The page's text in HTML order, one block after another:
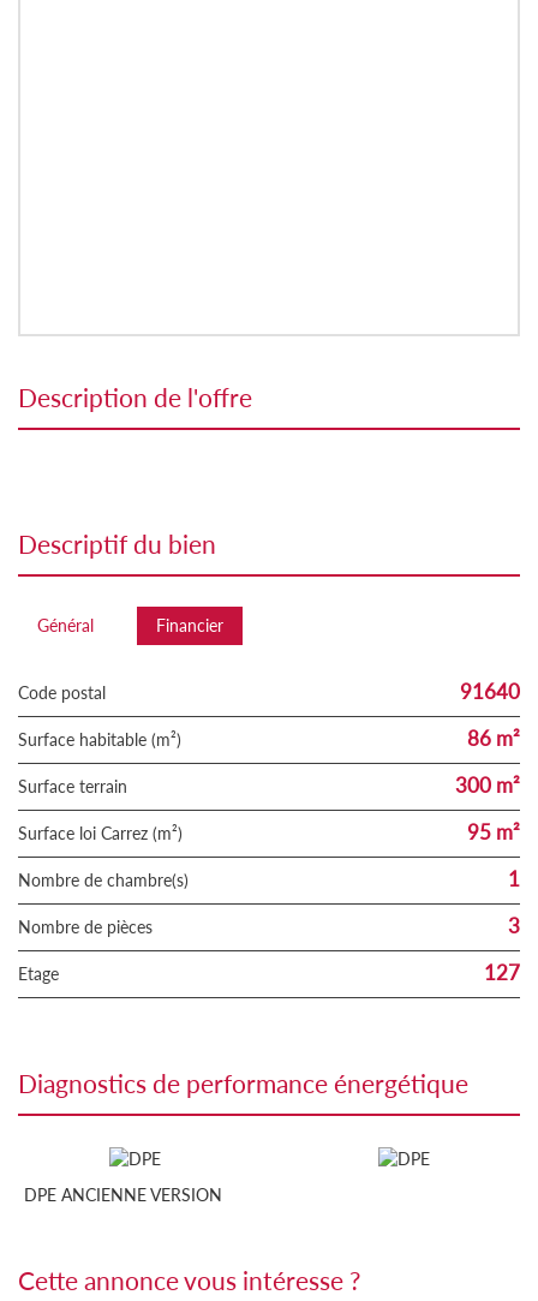
description de l'offre
descriptif du bien
Général Financier
Code postal 91640
Surface habitable (m²) 86 m²
surface terrain 300 m²
Surface loi Carrez (m²) 95 m²
Nombre de chambre(s) 1
Nombre de pièces 3
Etage 127
diagnostics de performance énergétique
DPE ANCIENNE VERSION
cette annonce vous intéresse ?